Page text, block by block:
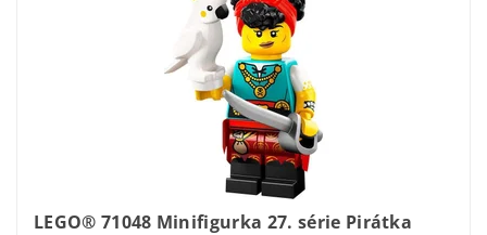
LEGO® 71048 Minifigurka 27. série Pirátka